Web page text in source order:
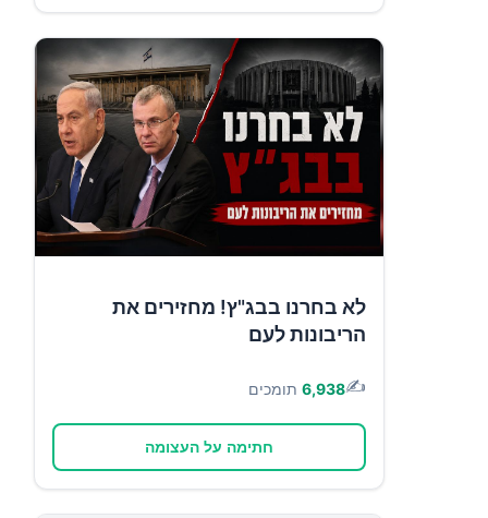
לא בחרנו בבג"ץ! מחזירים את
הריבונות לעם
✍️
6,938 תומכים
חתימה על העצומה